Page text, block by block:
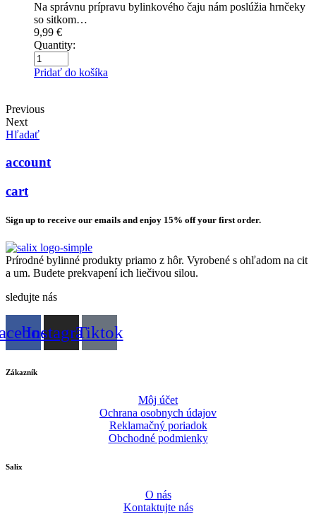
Na správnu prípravu bylinkového čaju nám poslúžia hrnčeky
so sitkom…
9,99 €
Quantity:
Pridať do košíka
Previous
Next
Hľadať
account
cart
Sign up to receive our emails and enjoy 15% off your first order.
Prírodné bylinné produkty priamo z hôr. Vyrobené s ohľadom na cit
a um. Budete prekvapení ich liečivou silou.
sledujte nás
InstagramTiktok
Zákazník
Môj účet
Ochrana osobnych údajov
Reklamačný poriadok
Obchodné podmienky
Salix
O nás
Kontaktujte nás